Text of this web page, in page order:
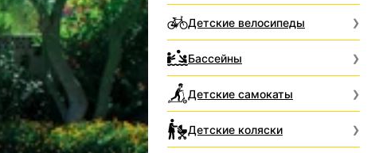
Детские велосипеды
Бассейны
Детские самокаты
Детские коляски